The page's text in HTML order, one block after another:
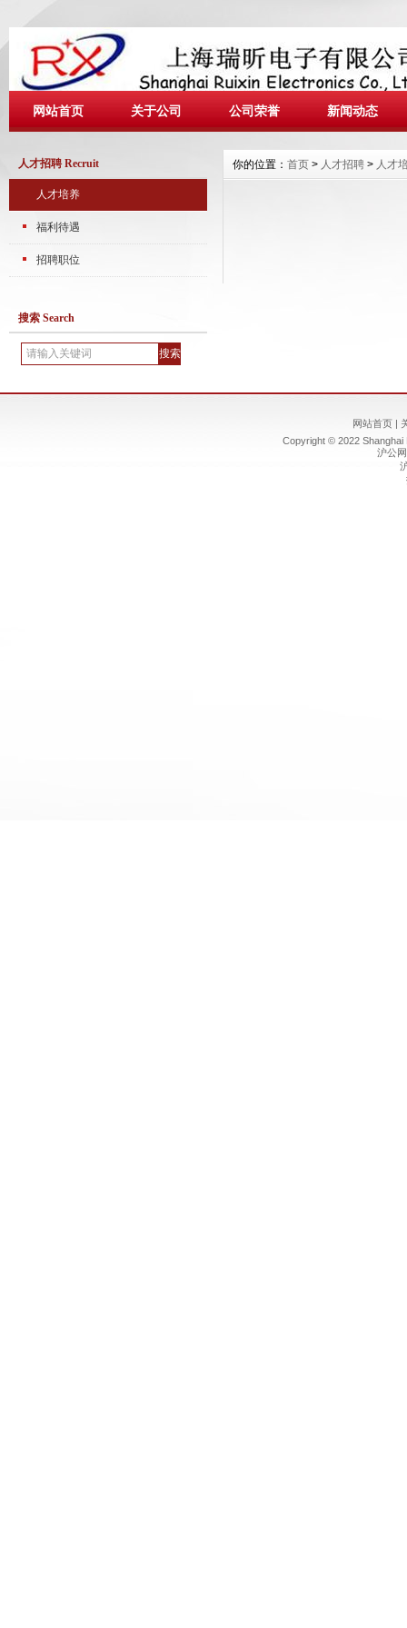
网站首页 关于公司 公司荣誉 新闻动态
人才招聘 Recruit
人才培养
福利待遇
招聘职位
搜索 Search
你的位置： 首页 > 人才招聘 > 人才
网站首页 |
Copyright © 2022
沪公